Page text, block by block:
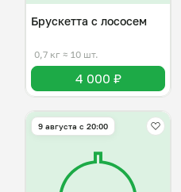
Брускетта с лососем
0,7 кг ≈ 10 шт.
4 000 ₽
9 августа с 20:00